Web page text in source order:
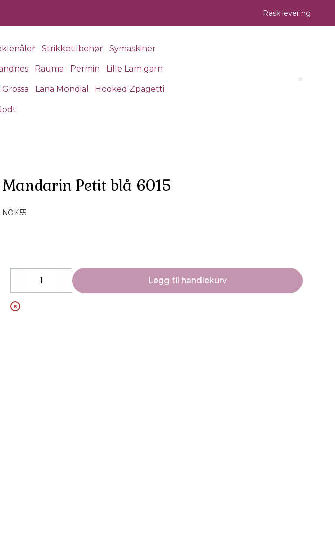
Rask levering
Strikketilbehør Symaskiner
Rauma Permin Lille Lam garn
Lana Mondial Hooked Zpagetti
Mandarin Petit blå 6015
NOK 55
Decrease Increase
Legg til handlekurv